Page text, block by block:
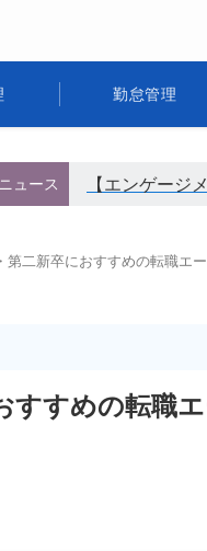
勤怠管理
ニュース 【エンゲージ
第二新卒におすすめの転職エ
すすめの転職